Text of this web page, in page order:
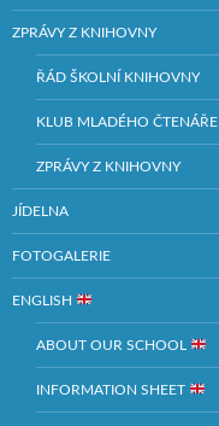
ZPRÁVY Z KNIHOVNY
ŘÁD ŠKOLNÍ KNIHOVNY
KLUB MLADÉHO ČTENÁŘE
ZPRÁVY Z KNIHOVNY
JÍDELNA
FOTOGALERIE
ENGLISH
ABOUT OUR SCHOOL
INFORMATION SHEET